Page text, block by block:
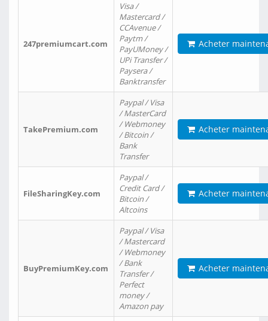
247premiumcart.com
Visa /
Mastercard /
CCAvenue /
Paytm /
PayUMoney /
UPi Transfer /
Paysera /
Banktransfer
Acheter
TakePremium.com
Paypal / Visa
/ MasterCard
/ Webmoney
/ Bitcoin /
Bank
Transfer
Acheter
FileSharingKey.com
Paypal /
Credit Card /
Bitcoin /
Altcoins
Acheter
BuyPremiumKey.com
Paypal / Visa
/ Mastercard
/ Webmoney
/ Bank
Transfer /
Perfect
money /
Amazon pay
Acheter